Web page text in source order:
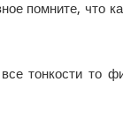
помните, что
тонкости то